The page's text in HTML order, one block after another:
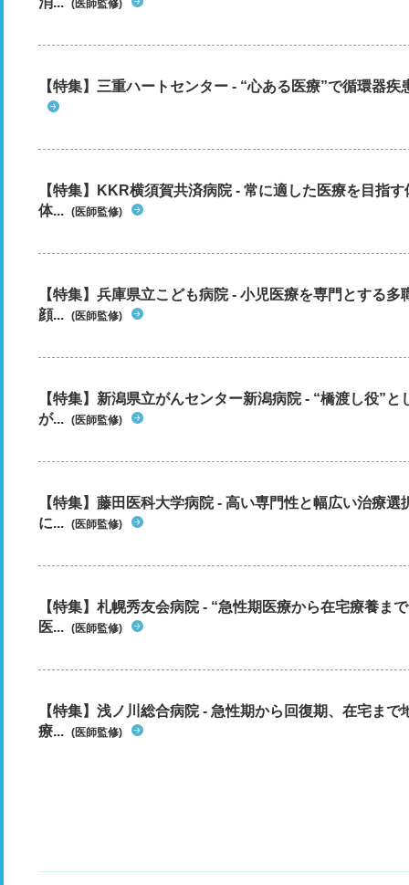
(医師監修)
【特集】三重ハートセンター - “心ある医療”で循環器疾
【特集】KKR横須賀共済病院 - 常に適した医療を目指
体... (医師監修)
【特集】兵庫県立こども病院 - 小児医療を専門とする
顔... (医師監修)
【特集】新潟県立がんセンター新潟病院 - “橋渡し役”
が... (医師監修)
【特集】藤田医科大学病院 - 高い専門性と幅広い治療
に... (医師監修)
【特集】札幌秀友会病院 - “急性期医療から在宅療養ま
医... (医師監修)
【特集】浅ノ川総合病院 - 急性期から回復期、在宅ま
療... (医師監修)